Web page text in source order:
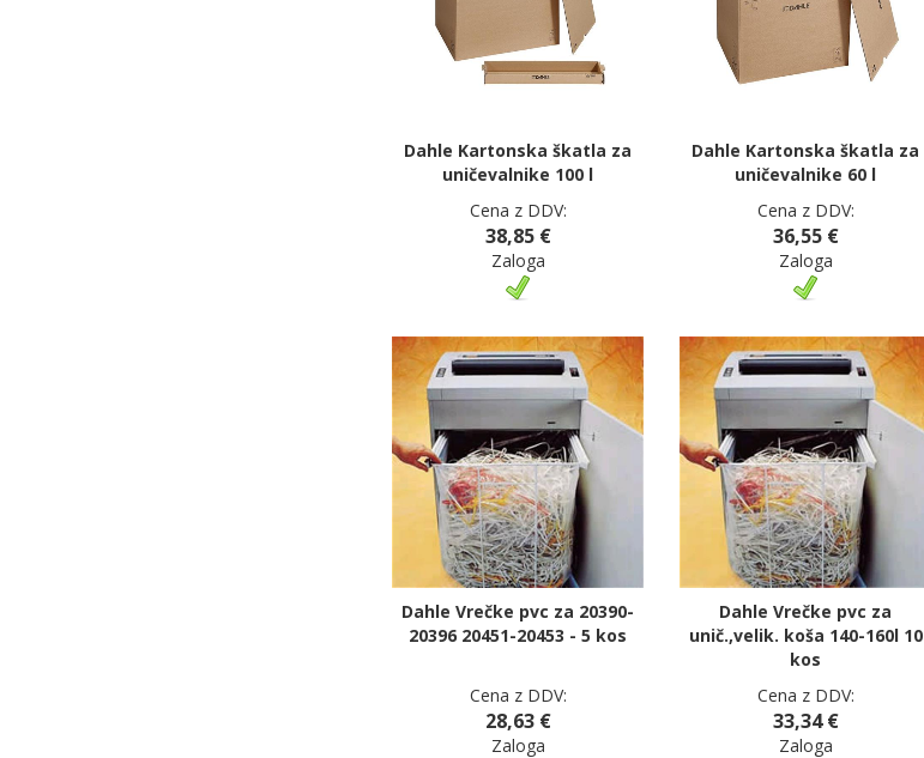
Dahle Kartonska škatla za
uničevalnike 100 l
Cena z DDV:
38,85 €
Zaloga
Dahle Kartonska škatla za
uničevalnike 60 l
Cena z DDV:
36,55 €
Zaloga
Dahle Vrečke pvc za 20390-
20396 20451-20453 - 5 kos
Cena z DDV:
28,63 €
Zaloga
Dahle Vrečke pvc za
unič.,velik. koša 140-160l 10
kos
Cena z DDV:
33,34 €
Zaloga